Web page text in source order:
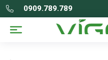
0909.789.789